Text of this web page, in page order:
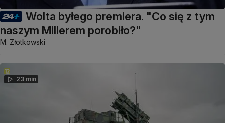
Wolta byłego premiera. "Co się z tym
naszym Millerem porobiło?"
M. Złotkowski
23 min